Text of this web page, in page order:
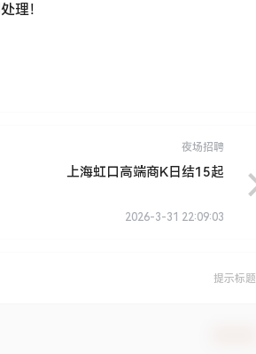
理！
夜场招聘
上海虹口高端商K日结15起
2026-3-31 22:09:03
提示标题